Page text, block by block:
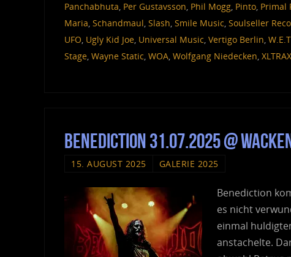
Panchabhuta, Per Gustavsson, Phil Mogg, Pinto, Primal
Maria, Schandmaul, Slash, Smile Music, Soulseller
UFO, Ugly Kid Joe, Universal Music, Vertigo Berlin,
Stage, Wayne Static, WOA, Wolfgang Niedecken,
Benediction 31.07.2025 @
15. AUGUST 2025 GALERIE 2025
Benediction
es nicht
einmal
anstachelte.